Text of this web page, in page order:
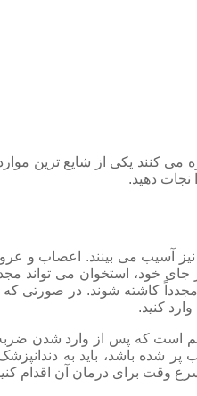
کنند یکی از شایع ترین
نجات دهید.
آسیب می بینند. اعصاب و
خود، استخوان می تواند
مجدداً کاشته شوند. در
کنید.
است که پس از وارد شدن ضربه
شده باشد، باید به
وقت برای درمان آن اقدام